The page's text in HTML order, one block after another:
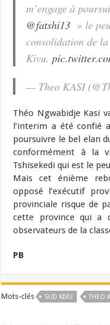
m’engage à
@fatshi13 » le
consolidation de
Kivu.
— Theo KASI
Théo Ngwabidje Kasi
l’interim a été confié
poursuivre le bel elan
conformément à la
Tshisekedi qui est le
Mais cet énième
opposé l’exécutif
provinciale risque de
cette province qui a
observateurs de la
PB
Mots-clés SUD KIVU THEO